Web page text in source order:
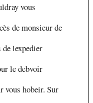
vous
de monsieur de
de lexpedier
le debvoir
vous hobeir. Sur